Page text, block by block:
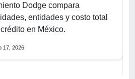
Dodge compara
entidades y costo total
en México.
17, 2026